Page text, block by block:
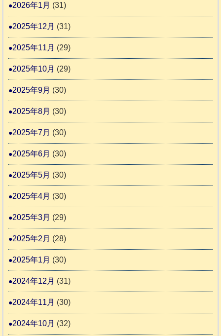
2026年1月 (31)
2025年12月 (31)
2025年11月 (29)
2025年10月 (29)
2025年9月 (30)
2025年8月 (30)
2025年7月 (30)
2025年6月 (30)
2025年5月 (30)
2025年4月 (30)
2025年3月 (29)
2025年2月 (28)
2025年1月 (30)
2024年12月 (31)
2024年11月 (30)
2024年10月 (32)